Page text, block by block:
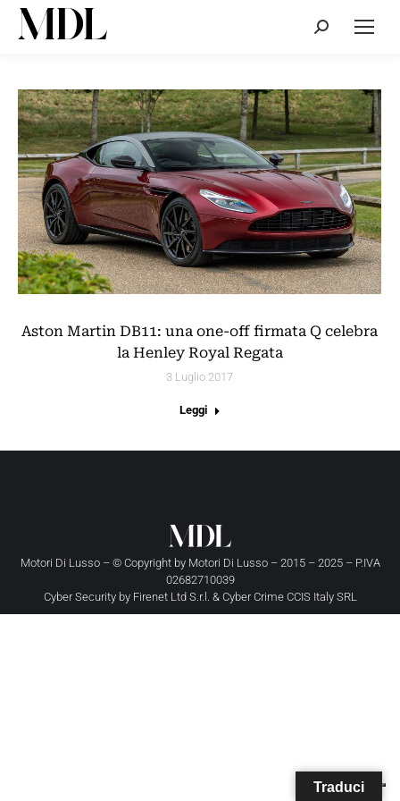
Cerca:
Aston Martin DB11: una one-off firmata Q celebra
la Henley Royal Regata
3 Luglio 2017
Leggi
Motori Di Lusso – © Copyright by Motori Di Lusso– 2015 – 2025 – P.IVA
02682710039
Cyber Security by Firenet Ltd S.r.l. & Cyber Crime CCIS Italy SRL
Traduci